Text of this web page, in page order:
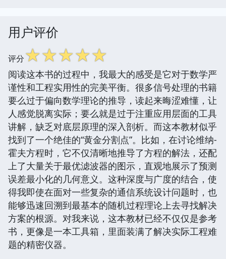
用户评价
评分☆☆☆☆☆
阅读这本书的过程中，我最大的感受是它对于数学严
谨性和工程实用性的完美平衡。很多信号处理的书籍
要么过于偏向数学理论的推导，读起来晦涩难懂，让
人感觉脱离实际；要么就是过于注重应用层面的工具
讲解，缺乏对底层原理的深入剖析。而这本教材似乎
找到了一个绝佳的“黄金分割点”。比如，在讨论维纳-
霍夫方程时，它不仅清晰地推导了方程的解法，还配
上了大量关于最优滤波器的图示，直观地展示了预测
误差最小化的几何意义。这种深度与广度的结合，使
得我即使在面对一些复杂的通信系统设计问题时，也
能够迅速回溯到最基本的随机过程理论上去寻找解决
方案的根源。对我来说，这本教材已经不仅仅是参考
书，更像是一本工具箱，里面装满了解决实际工程难
题的精密仪器。